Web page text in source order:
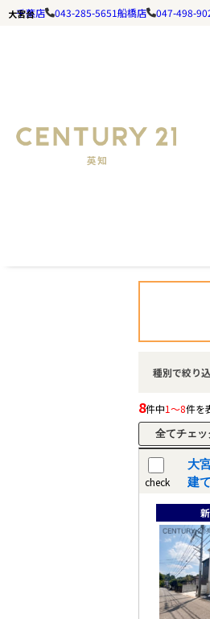
大宮台
千葉店 043-285-5651船橋店 047-498-
種別で絞り
8件中1～8件を
check
大
建て